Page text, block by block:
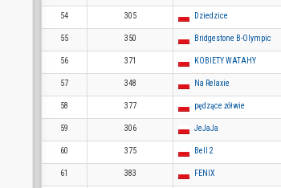
54 305 Dziedzice
55 350 Bridgestone B-Olympic
56 371 KOBIETY WATAHY
57 348 Na Relaxie
58 377 pędzące żółwie
59 306 JeJaJa
60 375 Bell 2
61 383 FENIX